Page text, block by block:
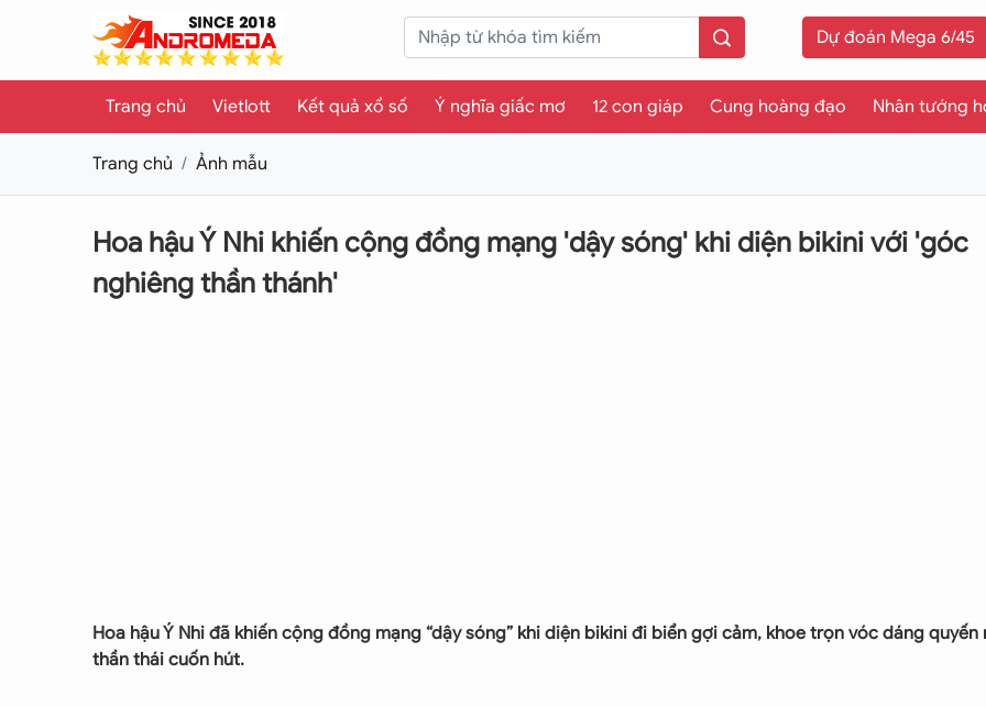
Dự đoán Mega 6/45
Trang chủ Vietlott Kết quả xổ số Ý nghĩa giấc mơ 12 con giáp Cung hoàng đạo Nhân tướng
Trang chủ Ảnh mẫu
Hoa hậu Ý Nhi khiến cộng đồng mạng 'dậy sóng' khi diện bikini với 'góc
nghiêng thần thánh'
Hoa hậu Ý Nhi đã khiến cộng đồng mạng “dậy sóng” khi diện bikini đi biển gợi cảm, khoe trọn vóc dáng quyến
thần thái cuốn hút.